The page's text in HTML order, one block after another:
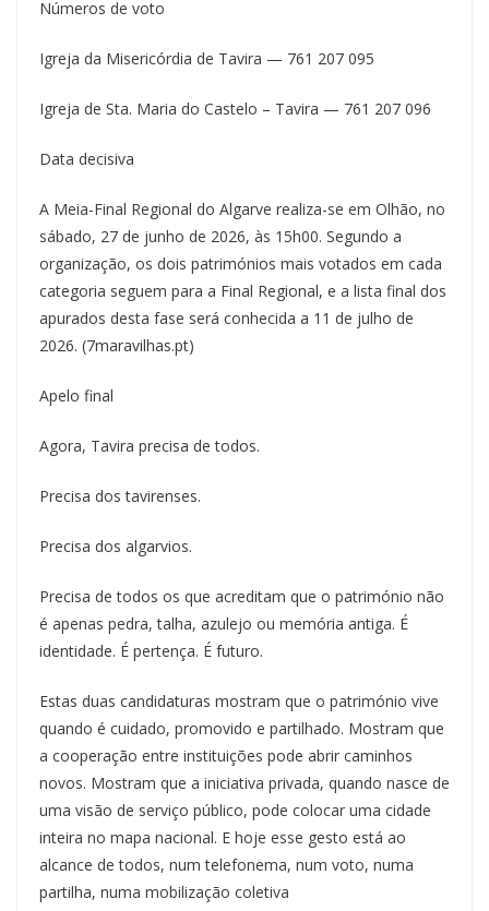
Números de voto
Igreja da Misericórdia de Tavira — 761 207 095
Igreja de Sta. Maria do Castelo – Tavira — 761 207 096
Data decisiva
A Meia-Final Regional do Algarve realiza-se em Olhão, no
sábado, 27 de junho de 2026, às 15h00. Segundo a
organização, os dois patrimónios mais votados em cada
categoria seguem para a Final Regional, e a lista final dos
apurados desta fase será conhecida a 11 de julho de
2026. (7maravilhas.pt)
Apelo final
Agora, Tavira precisa de todos.
Precisa dos tavirenses.
Precisa dos algarvios.
Precisa de todos os que acreditam que o património não
é apenas pedra, talha, azulejo ou memória antiga. É
identidade. É pertença. É futuro.
Estas duas candidaturas mostram que o património vive
quando é cuidado, promovido e partilhado. Mostram que
a cooperação entre instituições pode abrir caminhos
novos. Mostram que a iniciativa privada, quando nasce de
uma visão de serviço público, pode colocar uma cidade
inteira no mapa nacional. E hoje esse gesto está ao
alcance de todos, num telefonema, num voto, numa
partilha, numa mobilização coletiva